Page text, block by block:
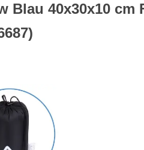
Blau 40x30x10